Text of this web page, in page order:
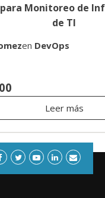
para Monitoreo de
de TI
en DevOps
Leer más